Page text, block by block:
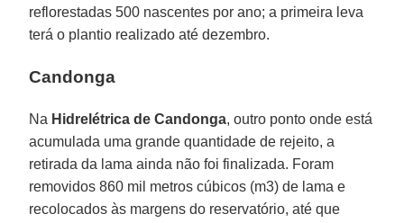
reflorestadas 500 nascentes por ano; a primeira leva
terá o plantio realizado até dezembro.
Candonga
Na Hidrelétrica de Candonga, outro ponto onde está
acumulada uma grande quantidade de rejeito, a
retirada da lama ainda não foi finalizada. Foram
removidos 860 mil metros cúbicos (m3) de lama e
recolocados às margens do reservatório, até que